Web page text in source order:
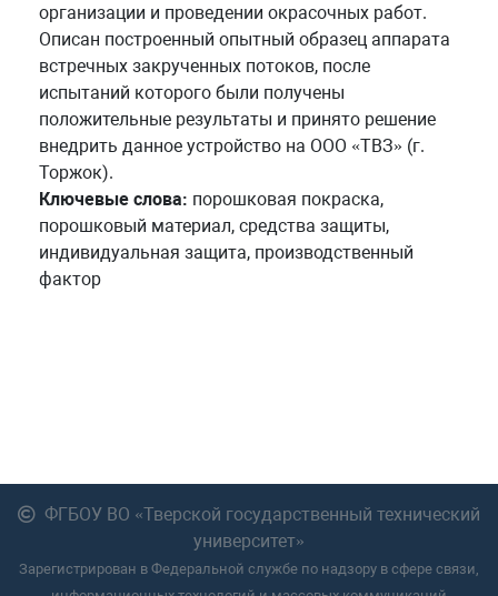
организации и проведении окрасочных работ.
Описан построенный опытный образец аппарата
встречных закрученных потоков, после
испытаний которого были получены
положительные результаты и принято решение
внедрить данное устройство на ООО «ТВЗ» (г.
Торжок).
Ключевые слова: порошковая покраска,
порошковый материал, средства защиты,
индивидуальная защита, производственный
фактор
ФГБОУ ВО «Тверской государственный технический
университет»
Зарегистрирован в Федеральной службе по надзору в сфере связи,